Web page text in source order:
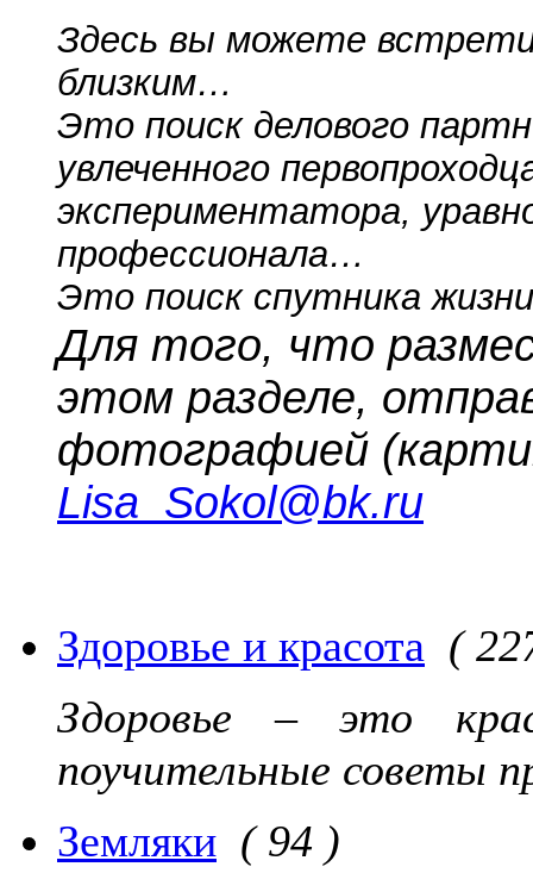
Здесь вы можете
близким…
Это поиск делового
увлеченного
экспериментатора,
профессионала…
Это поиск спутника
Для того, что
этом разделе,
фотографией
Lisa_Sokol@bk.ru
Здоровье и красота (
Здоровье – это
поучительные советы
Земляки ( 94 )